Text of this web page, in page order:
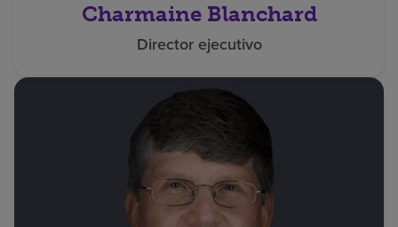
Charmaine Blanchard
Director ejecutivo